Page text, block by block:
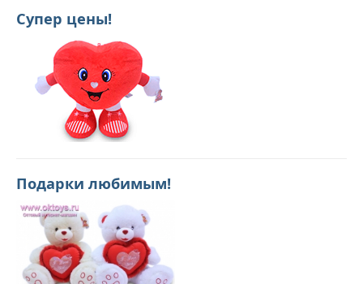
Супер цены!
Подарки любимым!